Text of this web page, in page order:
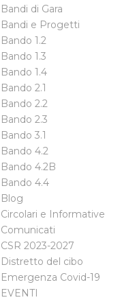
Bandi di Gara
Bandi e Progetti
Bando 1.2
Bando 1.3
Bando 1.4
Bando 2.1
Bando 2.2
Bando 2.3
Bando 3.1
Bando 4.2
Bando 4.2B
Bando 4.4
Blog
Circolari e Informative
Comunicati
CSR 2023-2027
Distretto del cibo
Emergenza Covid-19
EVENTI